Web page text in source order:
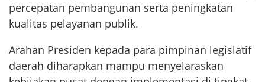
percepatan pembangunan serta peningkatan
kualitas pelayanan publik.
Arahan Presiden kepada para pimpinan legislatif
daerah diharapkan mampu menyelaraskan